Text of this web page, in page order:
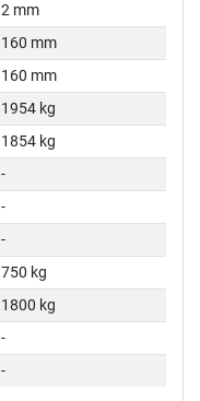
2 mm
160 mm
160 mm
1954 kg
1854 kg
-
-
-
750 kg
1800 kg
-
-